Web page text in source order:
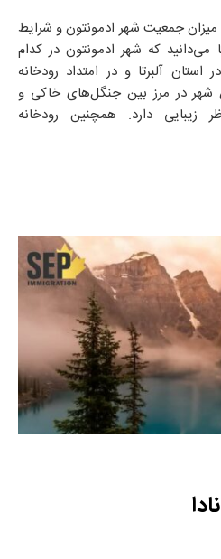
میزان جمعیت شهر ادمونتون و شرایط
که شهر ادمونتون در کدام
آلبرتا و در امتداد رودخانه
در مرز بین جنگل‌های خاکی و
زیبایی دارد. همچنین رودخانه